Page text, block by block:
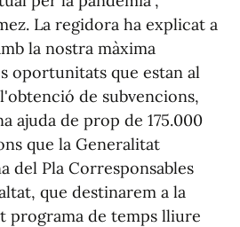
La regidora ha explicat a
la nostra màxima
oportunitats que estan al
de subvencions,
ajuda de prop de 175.000
que la Generalitat
del Pla Corresponsables
que destinarem a la
programa de temps lliure